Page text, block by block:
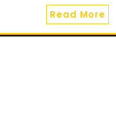
Read More